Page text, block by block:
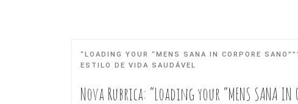
“LOADING YOUR “MENS SANA IN CORPORE
ESTILO DE VIDA SAUDÁVEL
Nova Rubrica: “Loading your “MENS SANA IN